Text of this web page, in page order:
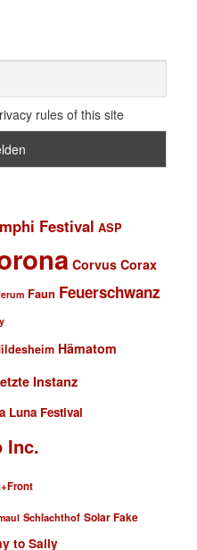
rules of this site
Festival ASP
Corvus Corax
Faun Feuerschwanz
Hämatom
Instanz
Luna Festival
Inc.
Schlachthof Solar Fake
to Sally